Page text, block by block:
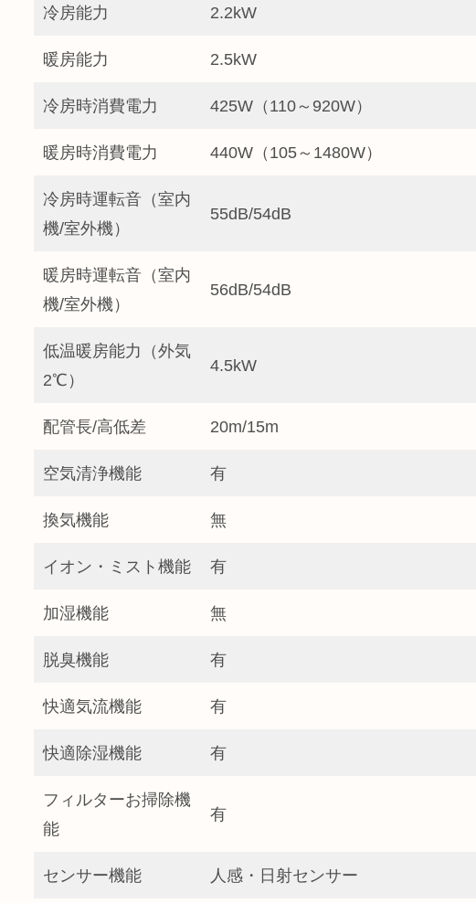
冷房能力 2.2kW
暖房能力 2.5kW
冷房時消費電力 425W（110～920W）
暖房時消費電力 440W（105～1480W）
冷房時運転音（室内
機/室外機）
55dB/54dB
暖房時運転音（室内
機/室外機）
56dB/54dB
低温暖房能力（外気
2℃）
4.5kW
配管長/高低差 20m/15m
空気清浄機能 有
換気機能 無
イオン・ミスト機能 有
加湿機能 無
脱臭機能 有
快適気流機能 有
快適除湿機能 有
フィルターお掃除機
能
有
センサー機能 人感・日射センサー